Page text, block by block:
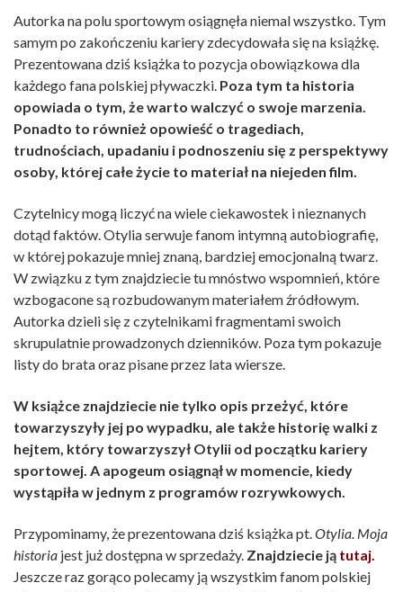
Autorka na polu sportowym osiągnęła niemal wszystko. Tym
samym po zakończeniu kariery zdecydowała się na książkę.
Prezentowana dziś książka to pozycja obowiązkowa dla
każdego fana polskiej pływaczki. Poza tym ta historia
opowiada o tym, że warto walczyć o swoje marzenia.
Ponadto to również opowieść o tragediach,
trudnościach, upadaniu i podnoszeniu się z perspektywy
osoby, której całe życie to materiał na niejeden film.
Czytelnicy mogą liczyć na wiele ciekawostek i nieznanych
dotąd faktów. Otylia serwuje fanom intymną autobiografię,
w której pokazuje mniej znaną, bardziej emocjonalną twarz.
W związku z tym znajdziecie tu mnóstwo wspomnień, które
wzbogacone są rozbudowanym materiałem źródłowym.
Autorka dzieli się z czytelnikami fragmentami swoich
skrupulatnie prowadzonych dzienników. Poza tym pokazuje
listy do brata oraz pisane przez lata wiersze.
W książce znajdziecie nie tylko opis przeżyć, które
towarzyszyły jej po wypadku, ale także historię walki z
hejtem, który towarzyszył Otylii od początku kariery
sportowej. A apogeum osiągnął w momencie, kiedy
wystąpiła w jednym z programów rozrywkowych.
Przypominamy, że prezentowana dziś książka pt.Otylia. Moja
historia jest już dostępna w sprzedaży. Znajdziecie ją tutaj.
Jeszcze raz gorąco polecamy ją wszystkim fanom polskiej